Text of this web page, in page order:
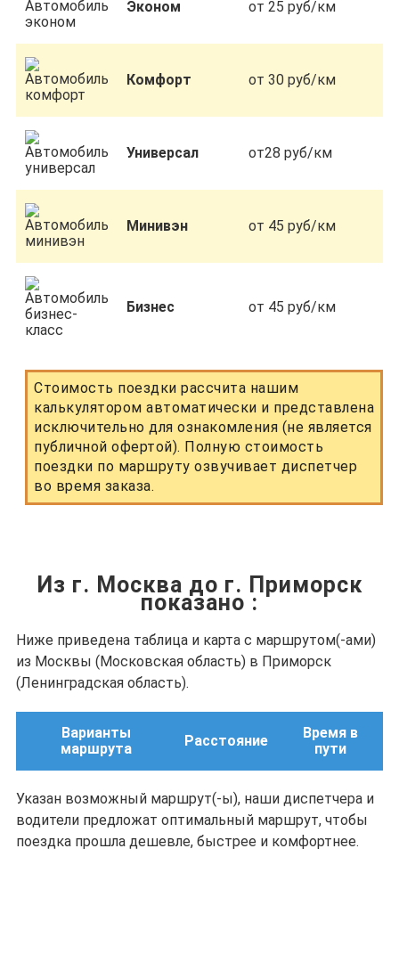
Эконом от 25 руб/км
Комфорт от 30 руб/км
Универсал от28 руб/км
Минивэн от 45 руб/км
Бизнес от 45 руб/км
Стоимость поездки рассчита нашим
калькулятором автоматически и представлена
исключительно для ознакомления (не является
публичной офертой). Полную стоимость
поездки по маршруту озвучивает диспетчер
во время заказа.
Из г. Москва до г. Приморск
показано :
Ниже приведена таблица и карта с маршрутом(-ами)
из Москвы (Московская область) в Приморск
(Ленинградская область).
Варианты
маршрута
Расстояние
Время в
пути
Указан возможный маршрут(-ы), наши диспетчера и
водители предложат оптимальный маршрут, чтобы
поездка прошла дешевле, быстрее и комфортнее.